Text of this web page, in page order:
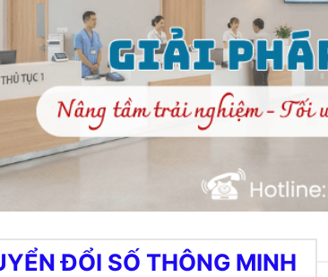
ĐỔI SỐ THÔNG MINH